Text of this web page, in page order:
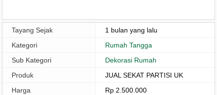
Tayang Sejak
1 bulan yang lalu
Kategori
Rumah Tangga
Sub Kategori
Dekorasi Rumah
Produk
JUAL SEKAT PARTISI UK
Harga
Rp 2.500.000